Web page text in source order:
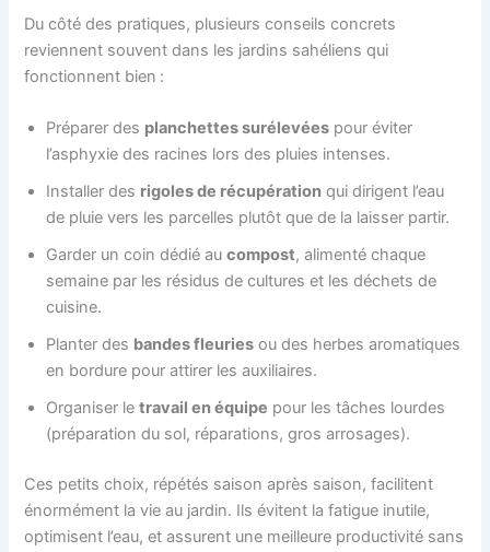
Du côté des pratiques, plusieurs conseils concrets
reviennent souvent dans les jardins sahéliens qui
fonctionnent bien :
Préparer des planchettes surélevées pour éviter
l’asphyxie des racines lors des pluies intenses.
Installer des rigoles de récupération qui dirigent l’eau
de pluie vers les parcelles plutôt que de la laisser partir.
Garder un coin dédié aucompost, alimenté chaque
semaine par les résidus de cultures et les déchets de
cuisine.
Planter des bandes fleuries ou des herbes aromatiques
en bordure pour attirer les auxiliaires.
Organiser letravail en équipe pour les tâches lourdes
(préparation du sol, réparations, gros arrosages).
Ces petits choix, répétés saison après saison, facilitent
énormément la vie au jardin. Ils évitent la fatigue inutile,
optimisent l’eau, et assurent une meilleure productivité sans